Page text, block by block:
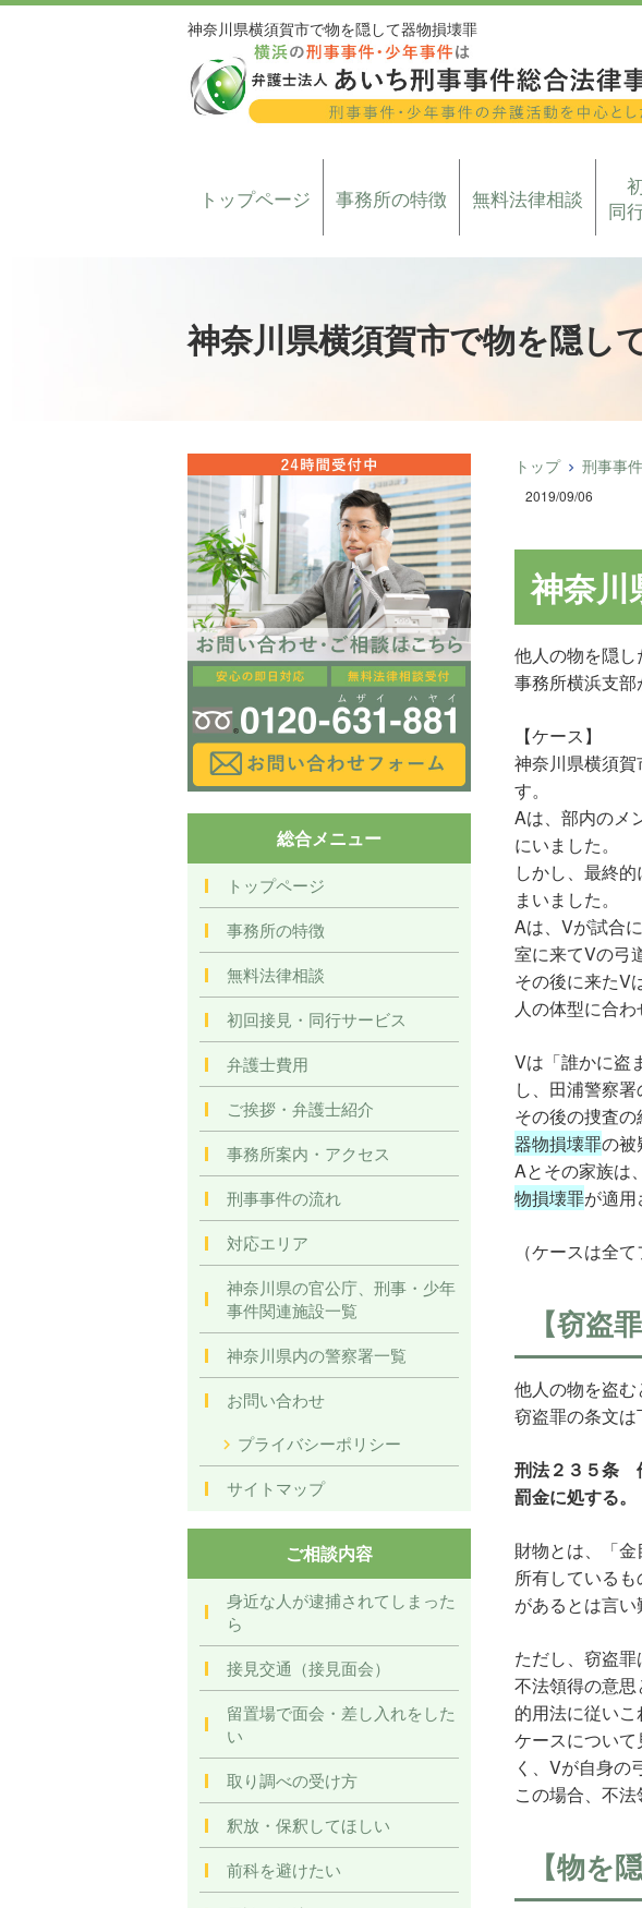
神奈川県横須賀市で物を隠して器物損壊罪
トップページ 事務所の特徴 無料法律相談
同
神奈川県横須賀市で物を隠し
トップ 刑事事件
2019/09/06
神奈川
他人の物を隠
事務所横浜支部
【ケース】
神奈川県横須
す。
Aは、部内のメ
にいました。
しかし、最終
まいました。
Aは、Vが試合
室に来てVの弓
その後に来たV
人の体型に合
Vは「誰かに盗
し、田浦警察
その後の捜査
器物損壊罪の被
Aとその家族は
物損壊罪が適用
（ケースは全
【窃盗
他人の物を盗む
窃盗罪の条文は
刑法２３５条
罰金に処する。
財物とは、「
所有している
があるとは言い
ただし、窃盗罪
不法領得の意
的用法に従いこ
ケースについ
く、Vが自身の
この場合、不
【物を
総合メニュー
トップページ
事務所の特徴
無料法律相談
初回接見・同行サービス
弁護士費用
ご挨拶・弁護士紹介
事務所案内・アクセス
刑事事件の流れ
対応エリア
神奈川県の官公庁、刑事・少年
事件関連施設一覧
神奈川県内の警察署一覧
お問い合わせ
プライバシーポリシー
サイトマップ
ご相談内容
身近な人が逮捕されてしまった
ら
接見交通（接見面会）
留置場で面会・差し入れをした
い
取り調べの受け方
釈放・保釈してほしい
前科を避けたい